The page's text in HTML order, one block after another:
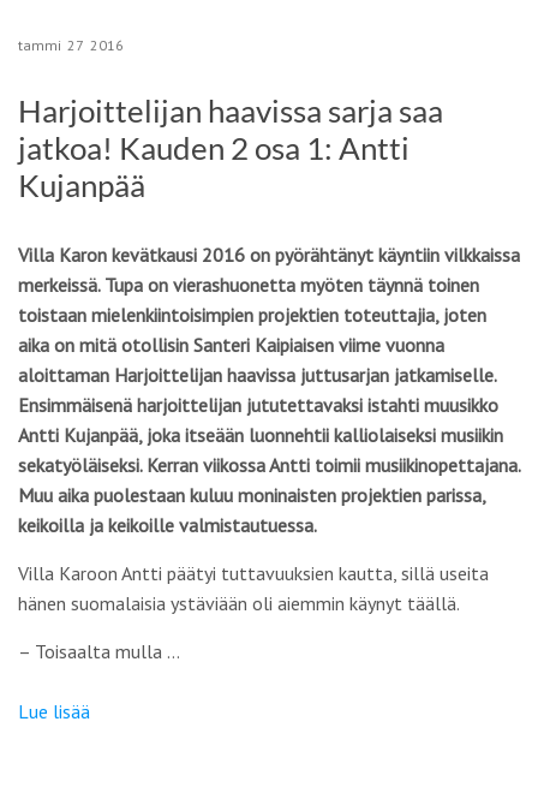
tammi 27 2016
Harjoittelijan haavissa ­sarja saa
jatkoa! Kauden 2 osa 1: Antti
Kujanpää
Villa Karon kevätkausi 2016 on pyörähtänyt käyntiin vilkkaissa
merkeissä. Tupa on vierashuonetta myöten täynnä toinen
toistaan mielenkiintoisimpien projektien toteuttajia, joten
aika on mitä otollisin Santeri Kaipiaisen viime vuonna
aloittaman Harjoittelijan haavissa ­juttusarjan jatkamiselle.
Ensimmäisenä harjoittelijan jututettavaksi istahti muusikko
Antti Kujanpää, joka itseään luonnehtii kalliolaiseksi musiikin
sekatyöläiseksi. Kerran viikossa Antti toimii musiikinopettajana.
Muu aika puolestaan kuluu moninaisten projektien parissa,
keikoilla ja keikoille valmistautuessa.
Villa Karoon Antti päätyi tuttavuuksien kautta, sillä useita
hänen suomalaisia ystäviään oli aiemmin käynyt täällä.
– Toisaalta mulla …
Lue lisää